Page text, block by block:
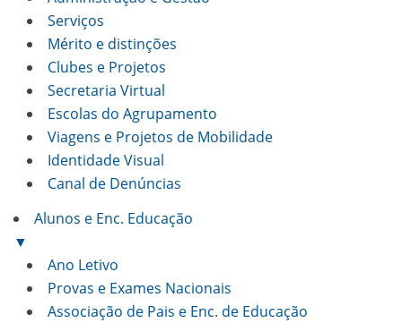
Serviços
Mérito e distinções
Clubes e Projetos
Secretaria Virtual
Escolas do Agrupamento
Viagens e Projetos de Mobilidade
Identidade Visual
Canal de Denúncias
Alunos e Enc. Educação
▼
Ano Letivo
Provas e Exames Nacionais
Associação de Pais e Enc. de Educação